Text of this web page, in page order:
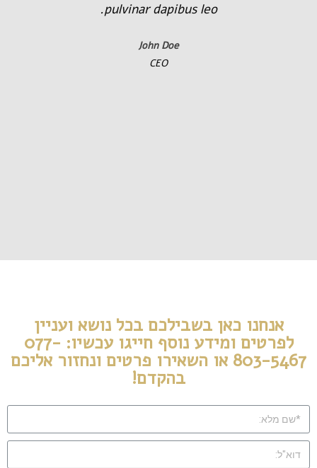
pulvinar dapibus leo.
John Doe
CEO
אנחנו כאן בשבילכם בכל נושא ועניין
לפרטים ומידע נוסף חייגו עכשיו: 077-
803-5467 או השאירו פרטים ונחזור אליכם
בהקדם!